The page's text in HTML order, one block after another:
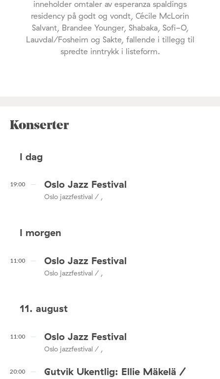
inneholder omtaler av esperanza spaldings
residency på godt og vondt, Cécile McLorin
Salvant, Brandee Younger, Shabaka, Sofi-O,
Lauvdal/Fosheim og Sakte, fallende i tillegg til
spredte inntrykk i listeform.
Konserter
I dag
19:00 Oslo Jazz Festival
Oslo jazzfestival / ,
I morgen
11:00 Oslo Jazz Festival
Oslo jazzfestival / ,
11. august
11:00 Oslo Jazz Festival
Oslo jazzfestival / ,
20:00
Gutvik Ukentlig: Ellie Mäkelä /